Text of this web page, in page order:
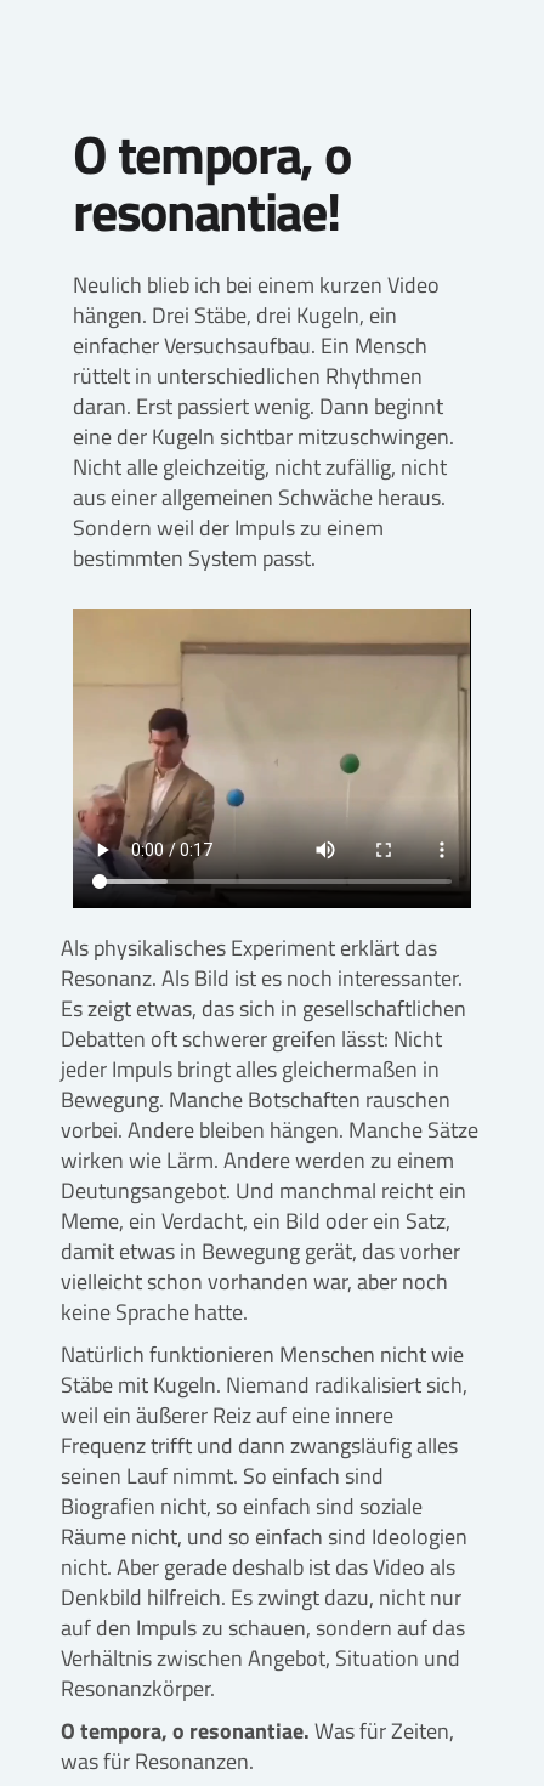
O tempora, o
resonantiae!
Neulich blieb ich bei einem kurzen Video
hängen. Drei Stäbe, drei Kugeln, ein
einfacher Versuchsaufbau. Ein Mensch
rüttelt in unterschiedlichen Rhythmen
daran. Erst passiert wenig. Dann beginnt
eine der Kugeln sichtbar mitzuschwingen.
Nicht alle gleichzeitig, nicht zufällig, nicht
aus einer allgemeinen Schwäche heraus.
Sondern weil der Impuls zu einem
bestimmten System passt.
Als physikalisches Experiment erklärt das
Resonanz. Als Bild ist es noch interessanter.
Es zeigt etwas, das sich in gesellschaftlichen
Debatten oft schwerer greifen lässt: Nicht
jeder Impuls bringt alles gleichermaßen in
Bewegung. Manche Botschaften rauschen
vorbei. Andere bleiben hängen. Manche Sätze
wirken wie Lärm. Andere werden zu einem
Deutungsangebot. Und manchmal reicht ein
Meme, ein Verdacht, ein Bild oder ein Satz,
damit etwas in Bewegung gerät, das vorher
vielleicht schon vorhanden war, aber noch
keine Sprache hatte.
Natürlich funktionieren Menschen nicht wie
Stäbe mit Kugeln. Niemand radikalisiert sich,
weil ein äußerer Reiz auf eine innere
Frequenz trifft und dann zwangsläufig alles
seinen Lauf nimmt. So einfach sind
Biografien nicht, so einfach sind soziale
Räume nicht, und so einfach sind Ideologien
nicht. Aber gerade deshalb ist das Video als
Denkbild hilfreich. Es zwingt dazu, nicht nur
auf den Impuls zu schauen, sondern auf das
Verhältnis zwischen Angebot, Situation und
Resonanzkörper.
O tempora, o resonantiae.Was für Zeiten,
was für Resonanzen.